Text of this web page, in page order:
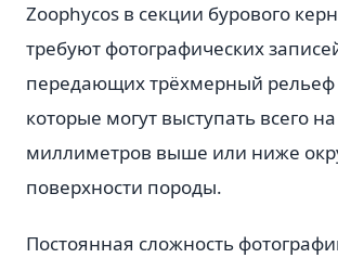
Zoophycos в секции бурового
требуют фотографических
передающих трёхмерный рельеф
которые могут выступать всего
миллиметров выше или ниже
поверхности породы.
Постоянная сложность